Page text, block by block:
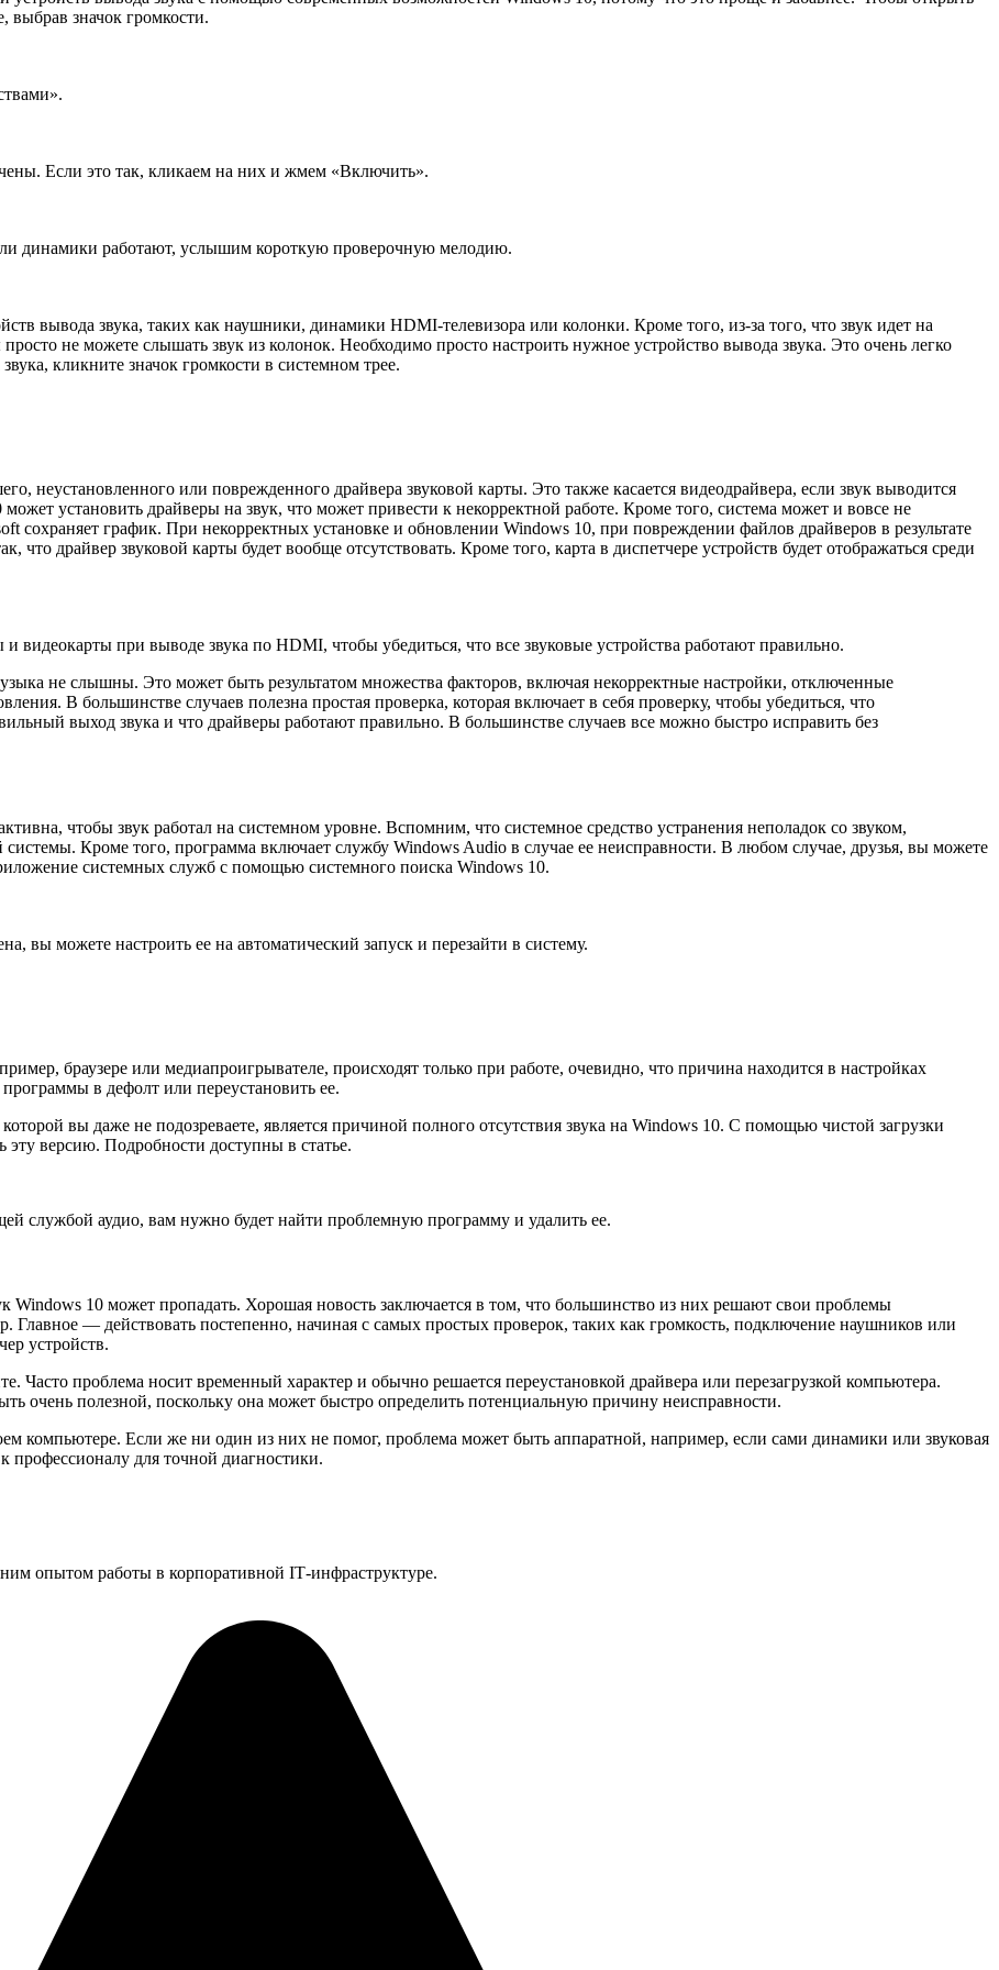
выбрав значок громкости.
Если это так, кликаем на них и жмем «Bключить».
динамики работают, услышим короткую проверочную мелодию.
вывода звука, таких как наушники, динамики HDMI-телевизора или колонки. Кроме того, из-за того, что звук идет на
не можете слышать звук из колонок. Необходимо просто настроить нужное устройство вывода звука. Это очень легко
кликните значок громкости в системном трее.
неустановленного или поврежденного драйвера звуковой карты. Это также касается видеодрайвера, если звук выводится
установить драйверы на звук, что может привести к некорректной работе. Кроме того, система может и вовсе не
сохраняет график. При некорректных установке и обновлении Windows 10, при повреждении файлов драйверов в результате
что драйвер звуковой карты будет вообще отсутствовать. Кроме того, карта в диспетчере устройств будет отображаться среди
видеокарты при выводе звука по HDMI, чтобы убедиться, что все звуковые устройства работают правильно.
не слышны. Это может быть результатом множества факторов, включая некорректные настройки, отключенные
В большинстве случаев полезна простая проверка, которая включает в себя проверку, чтобы убедиться, что
выход звука и что драйверы работают правильно. В большинстве случаев все можно быстро исправить без
чтобы звук работал на системном уровне. Вспомним, что системное средство устранения неполадок со звуком,
системы. Кроме того, программа включает службу Windows Audio в случае ее неисправности. В любом случае, друзья, вы можете
системных служб с помощью системного поиска Windows 10.
вы можете настроить ее на автоматический запуск и перезайти в систему.
браузере или медиапроигрывателе, происходят только при работе, очевидно, что причина находится в настройках
в дефолт или переустановить ее.
вы даже не подозреваете, является причиной полного отсутствия звука на Windows 10. С помощью чистой загрузки
версию. Подробности доступны в статье.
службой аудио, вам нужно будет найти проблемную программу и удалить ее.
10 может пропадать. Хорошая новость заключается в том, что большинство из них решают свои проблемы
Главное — действовать постепенно, начиная с самых простых проверок, таких как громкость, подключение наушников или
устройств.
Часто проблема носит временный характер и обычно решается переустановкой драйвера или перезагрузкой компьютера.
очень полезной, поскольку она может быстро определить потенциальную причину неисправности.
компьютере. Если же ни один из них не помог, проблема может быть аппаратной, например, если сами динамики или звуковая
профессионалу для точной диагностики.
опытом работы в корпоративной IT‑инфраструктуре.